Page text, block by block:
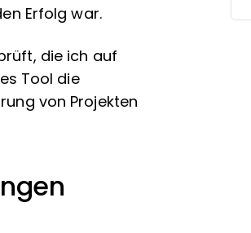
Erfolg war.
die ich auf
Tool die
von Projekten